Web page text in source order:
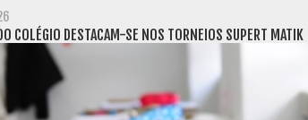
COLÉGIO DESTACAM-SE NOS TORNEIOS SUPERT MATIK